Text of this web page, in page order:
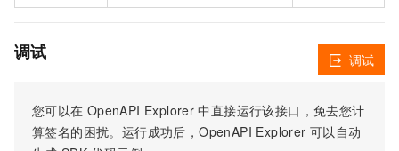
调试
您可以在 OpenAPI Explorer 中直接运行该接口，免去您计
算签名的困扰。运行成功后，OpenAPI Explorer 可以自动
调试